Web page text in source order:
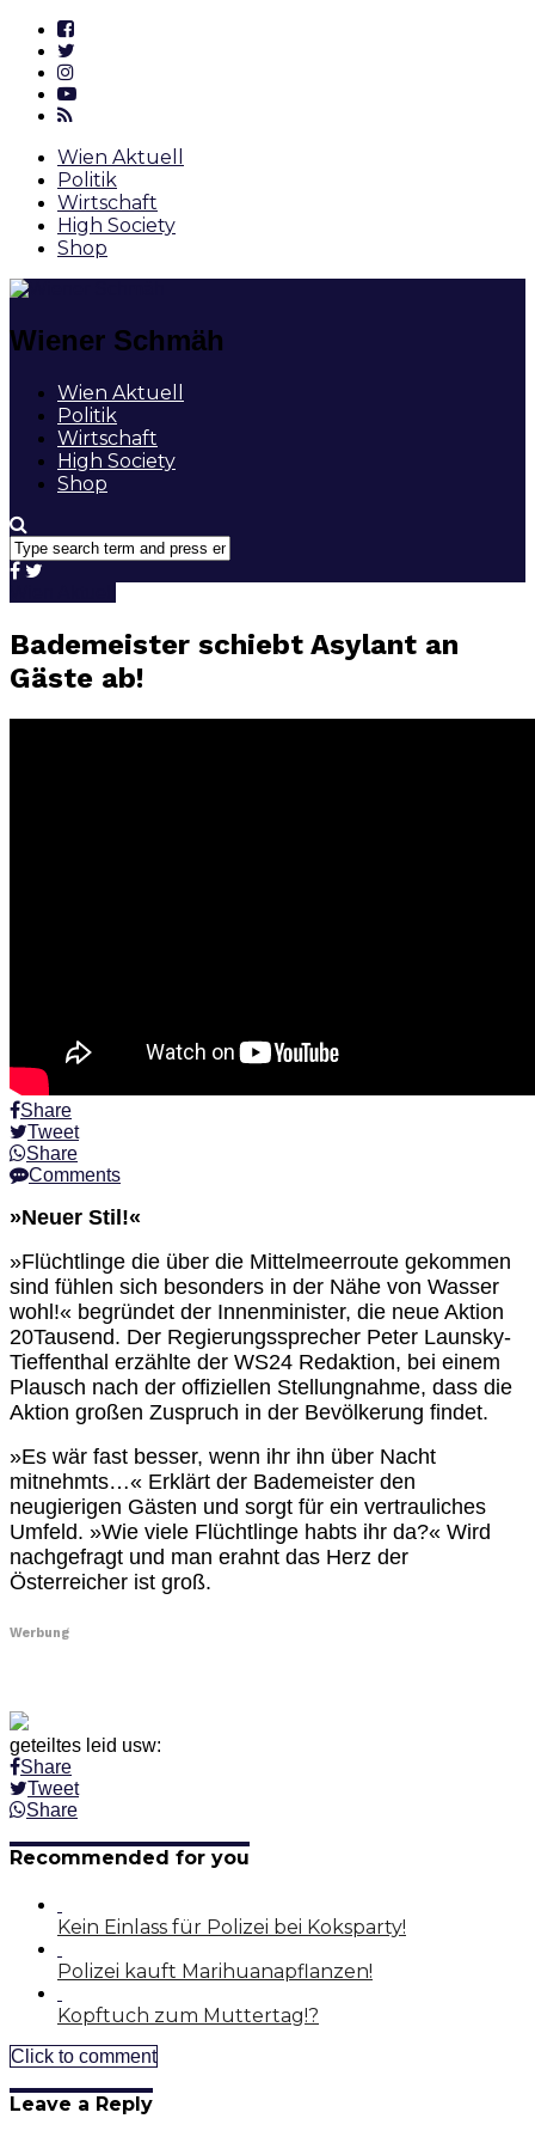
Wien Aktuell
Politik
Wirtschaft
High Society
Shop
Wiener Schmäh
Wien Aktuell
Politik
Wirtschaft
High Society
Shop
Bademeister schiebt Asylant an
Gäste ab!
Share
Tweet
Share
Comments
»Neuer Stil!«
»Flüchtlinge die über die Mittelmeerroute gekommen
sind fühlen sich besonders in der Nähe von Wasser
wohl!« begründet der Innenminister, die neue Aktion
20Tausend. Der Regierungssprecher Peter Launsky-
Tieffenthal erzählte der WS24 Redaktion, bei einem
Plausch nach der offiziellen Stellungnahme, dass die
Aktion großen Zuspruch in der Bevölkerung findet.
»Es wär fast besser, wenn ihr ihn über Nacht
mitnehmts…« Erklärt der Bademeister den
neugierigen Gästen und sorgt für ein vertrauliches
Umfeld. »Wie viele Flüchtlinge habts ihr da?« Wird
nachgefragt und man erahnt das Herz der
Österreicher ist groß.
Werbung
geteiltes leid usw:
Share
Tweet
Share
Recommended for you
Kein Einlass für Polizei bei Koksparty!
Polizei kauft Marihuanapflanzen!
Kopftuch zum Muttertag!?
Click to comment
Leave a Reply